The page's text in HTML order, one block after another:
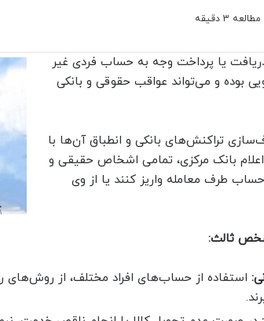
3 دقیقه
یا پرداخت وجه به حساب فردی غیر
بوده و می‌تواند عواقب حقوقی و بانکی
تراکنش‌های بانکی و انطباق آن‌ها با
بانک مرکزی، تمامی اشخاص حقیقی و
طرف معامله واریز کنند یا از وی
ثالث:
استفاده از حساب‌های افراد مختلف، از